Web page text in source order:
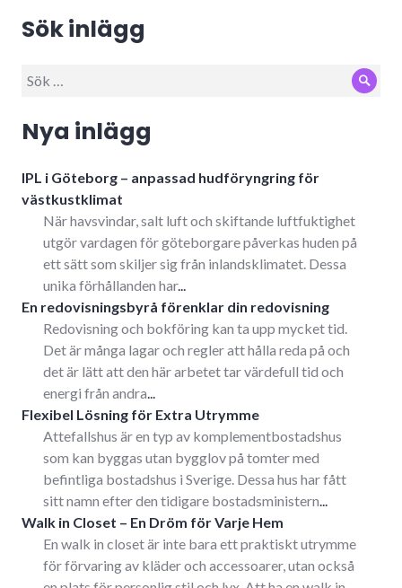
Sök inlägg
Sök
Sök
Nya inlägg
IPL i Göteborg – anpassad hudföryngring för
västkustklimat
När havsvindar, salt luft och skiftande luftfuktighet
utgör vardagen för göteborgare påverkas huden på
ett sätt som skiljer sig från inlandsklimatet. Dessa
unika förhållanden har...
En redovisningsbyrå förenklar din redovisning
Redovisning och bokföring kan ta upp mycket tid.
Det är många lagar och regler att hålla reda på och
det är lätt att den här arbetet tar värdefull tid och
energi från andra
Flexibel Lösning för Extra Utrymme
Attefallshus är en typ av komplementbostadshus
som kan byggas utan bygglov på tomter med
befintliga bostadshus i Sverige. Dessa hus har fått
sitt namn efter den tidigare bostadsministern
Walk in Closet – En Dröm för Varje Hem
En walk in closet är inte bara ett praktiskt utrymme
för förvaring av kläder och accessoarer, utan också